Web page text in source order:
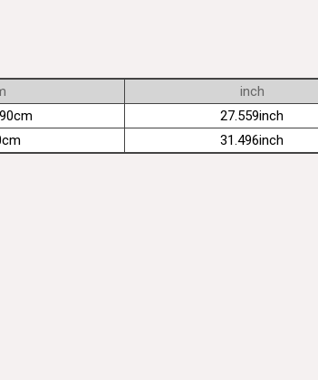
inch
27.559inch
31.496inch